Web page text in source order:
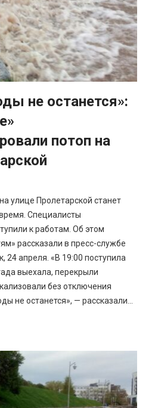
не останется»:
потоп на
улице Пролетарской станет
Специалисты
к работам. Об этом
рассказали в пресс-службе
24 апреля. «В 19:00 поступила
выехала, перекрыли
без отключения
не останется», — рассказали...